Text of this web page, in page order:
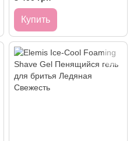
Collagen Night Genius
Купить